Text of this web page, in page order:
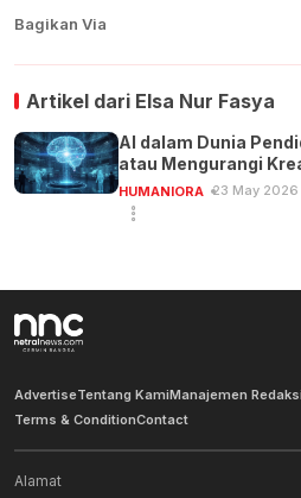
Bagikan Via
Artikel dari Elsa Nur Fasya
AI dalam Dunia
atau Mengurangi
HUMANIORA 23 May 2026
AdvertiseTentang KamiManajemen Redaksi
Terms & ConditionContact
Alamat